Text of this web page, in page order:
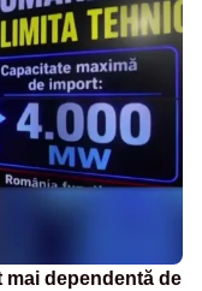
mai dependentă de